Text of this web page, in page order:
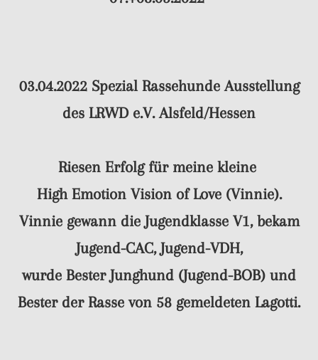
03.04.2022 Spezial Rassehunde Ausstellung
des LRWD e.V. Alsfeld/Hessen
Riesen Erfolg für meine kleine
High Emotion Vision of Love (Vinnie).
Vinnie gewann die Jugendklasse V1, bekam
Jugend-CAC, Jugend-VDH,
wurde Bester Junghund (Jugend-BOB) und
Bester der Rasse von 58 gemeldeten Lagotti.